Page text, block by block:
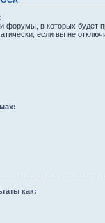
форумы, в которых будет
если вы не
как: